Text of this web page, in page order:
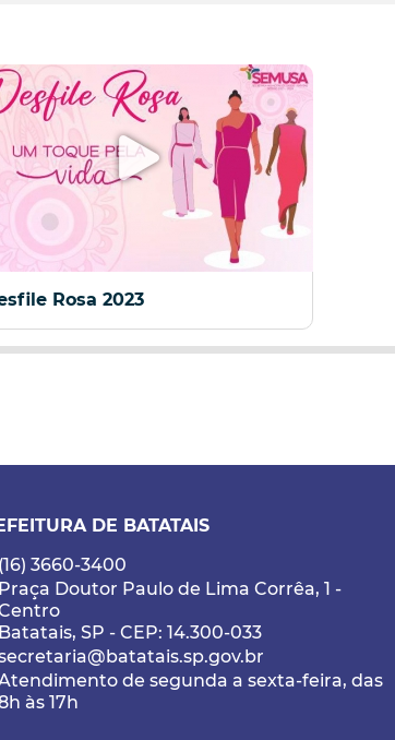
Rosa 2023
DE BATATAIS
(16) 3660-3400
Praça Doutor Paulo de Lima Corrêa, 1 -
Batatais, SP - CEP: 14.300-033
de segunda a sexta-feira, das
às 17h